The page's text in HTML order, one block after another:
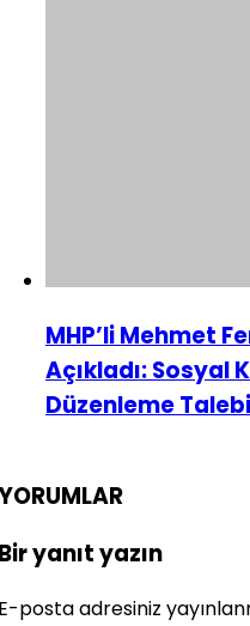
MHP’li Mehmet
Açıkladı: Sosyal
Düzenleme Talebi
yanıt yazın
posta adresiniz